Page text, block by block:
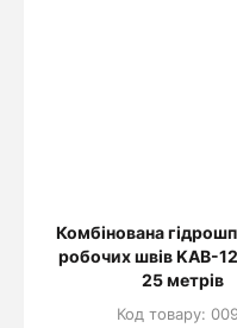
Комбінована
робочих швів KAB-
25 метрів
Код товару: